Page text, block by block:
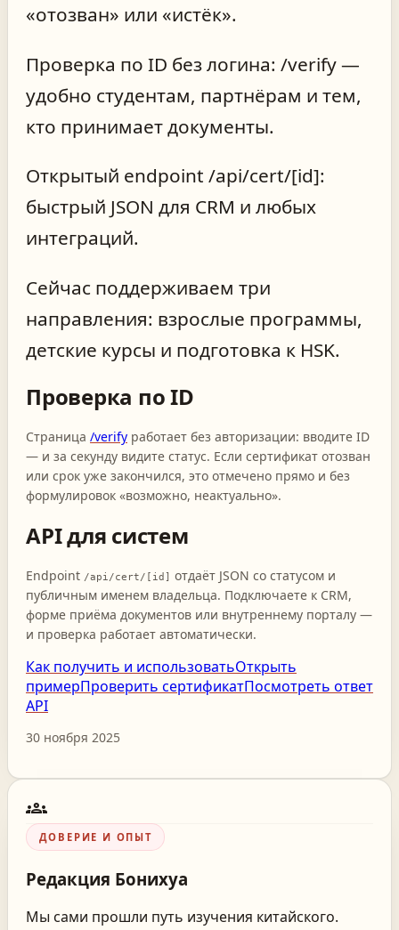
«отозван» или «истёк».
Проверка по ID без логина: /verify —
удобно студентам, партнёрам и тем,
кто принимает документы.
Открытый endpoint /api/cert/[id]:
быстрый JSON для CRM и любых
интеграций.
Сейчас поддерживаем три
направления: взрослые программы,
детские курсы и подготовка к HSK.
Проверка по ID
Страница /verify работает без авторизации: вводите ID
— и за секунду видите статус. Если сертификат отозван
или срок уже закончился, это отмечено прямо и без
формулировок «возможно, неактуально».
API для систем
Endpoint /api/cert/[id] отдаёт JSON со статусом и
публичным именем владельца. Подключаете к CRM,
форме приёма документов или внутреннему порталу —
и проверка работает автоматически.
Как получить и использоватьОткрыть
примерПроверить сертификатПосмотреть ответ
API
30 ноября 2025
groups
ДОВЕРИЕ И ОПЫТ
Редакция Бонихуа
Мы сами прошли путь изучения китайского.